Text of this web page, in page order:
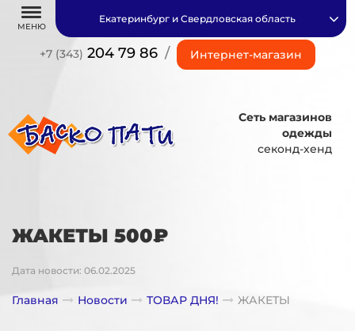
МЕНЮ
+7 (343) 204 79 86 / Интернет-магазин
Екатеринбург и Свердловская область
Сеть магазинов
одежды
секонд-хенд
ЖАКЕТЫ 500₽
Дата новости: 06.02.2025
Главная Новости ТОВАР ДНЯ! ЖАКЕТЫ